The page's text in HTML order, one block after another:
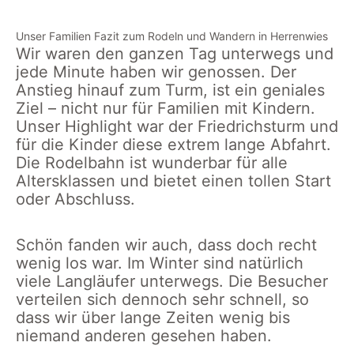
Unser Familien Fazit zum Rodeln und Wandern in Herrenwies
Wir waren den ganzen Tag unterwegs und
jede Minute haben wir genossen. Der
Anstieg hinauf zum Turm, ist ein geniales
Ziel – nicht nur für Familien mit Kindern.
Unser Highlight war der Friedrichsturm und
für die Kinder diese extrem lange Abfahrt.
Die Rodelbahn ist wunderbar für alle
Altersklassen und bietet einen tollen Start
oder Abschluss.
Schön fanden wir auch, dass doch recht
wenig los war. Im Winter sind natürlich
viele Langläufer unterwegs. Die Besucher
verteilen sich dennoch sehr schnell, so
dass wir über lange Zeiten wenig bis
niemand anderen gesehen haben.